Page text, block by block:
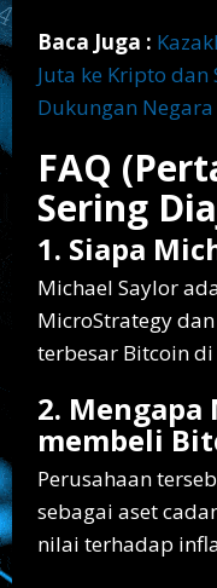
Baca Juga :
Juta ke Kripto dan
Dukungan
FAQ
Sering
1. Siapa
Michael Saylor
MicroStrategy
terbesar Bitcoin
2.
membeli
Perusahaan
sebagai aset
nilai terhadap